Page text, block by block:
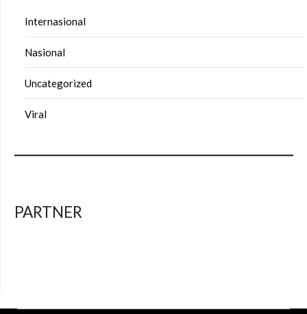
Internasional
Nasional
Uncategorized
Viral
PARTNER